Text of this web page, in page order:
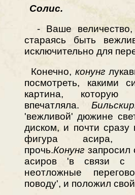
Солис.
- Ваше величество,
стараясь быть
исключительно для
Конечно, конунг
посмотреть, какими
картина, которую
впечатляла.
'вежливой' дюжине
диском, и почти
фигура асира,
прочь.Конунг запросил
асиров 'в связи с
неотложные
поводу', и положил свой